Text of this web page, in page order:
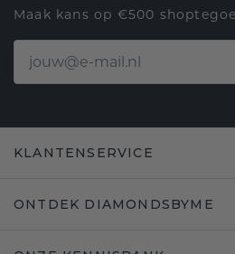
Maak kans op €500
KLANTENSERVICE
ONTDEK DIAMONDSBYME